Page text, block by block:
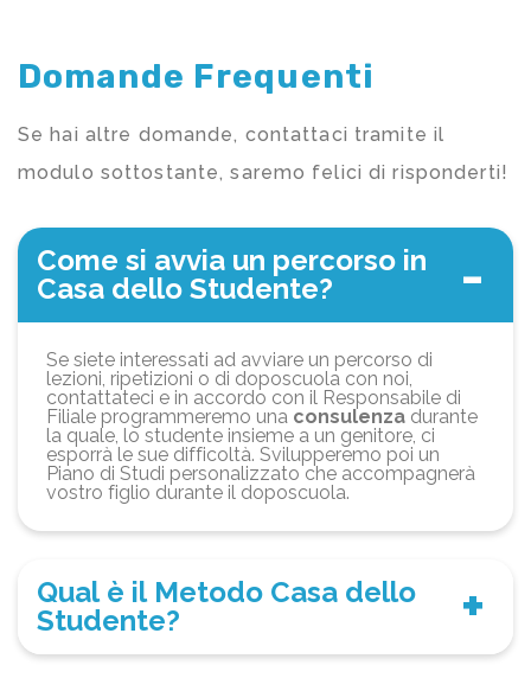
Domande Frequenti
Se hai altre domande, contattaci tramite il
modulo sottostante, saremo felici di risponderti!
Come si avvia un percorso in
Casa dello Studente?
Se siete interessati ad avviare un percorso di
lezioni, ripetizioni o di doposcuola con noi,
contattateci e in accordo con il Responsabile di
Filiale programmeremo una consulenza durante
la quale, lo studente insieme a un genitore, ci
esporrà le sue difficoltà. Svilupperemo poi un
Piano di Studi personalizzato che accompagnerà
vostro figlio durante il doposcuola.
Qual è il Metodo Casa dello
Studente?